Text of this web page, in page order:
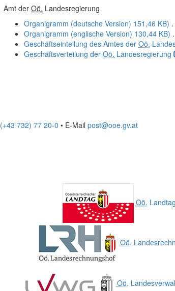
Amt der Oö. Landesregierung
Organigramm (deutsche Version) 151,46 KB) .
Organigramm (englische Version) 130,44 KB) .
Geschäftseinteilung des Amtes der Oö.
Geschäftsverteilung der Oö. Landesregierung
(+43 732) 77 20-0 • E-Mail post@ooe.gv.at
Oö. Landtag
Oö.
Oö.